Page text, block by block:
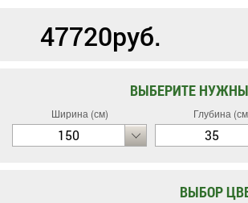
47720руб.
ВЫБЕРИТЕ
Ширина (см)
150
Глубина
35
ВЫБОР